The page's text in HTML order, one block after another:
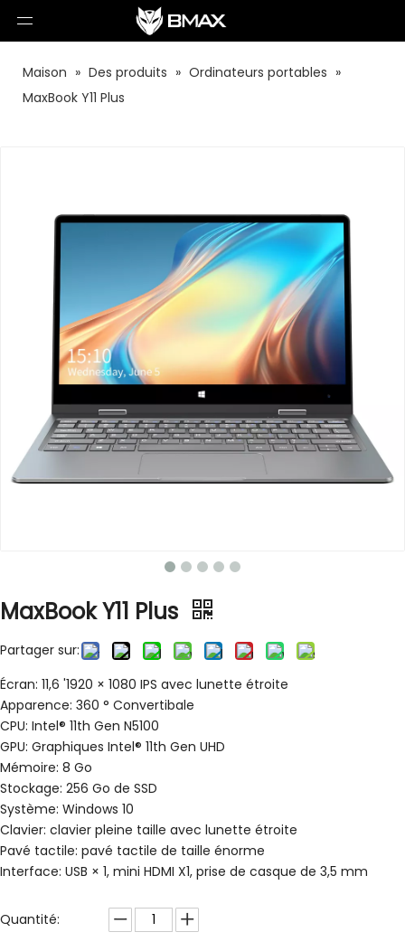
Maison » Des produits » Ordinateurs portables »
MaxBook Y11 Plus
MaxBook Y11 Plus
Partager sur:
Écran: 11,6 '1920 × 1080 IPS avec lunette étroite
Apparence: 360 ° Convertibale
CPU: Intel® 11th Gen N5100
GPU: Graphiques Intel® 11th Gen UHD
Mémoire: 8 Go
Stockage: 256 Go de SSD
Système: Windows 10
Clavier: clavier pleine taille avec lunette étroite
Pavé tactile: pavé tactile de taille énorme
Interface: USB × 1, mini HDMI X1, prise de casque de 3,5 mm
Quantité: